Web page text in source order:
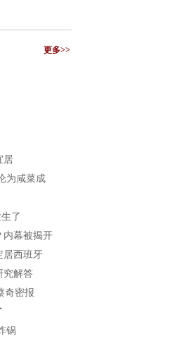
更多>>
居
为咸菜成
了
内幕被揭开
居西班牙
究解答
奇密报
锅